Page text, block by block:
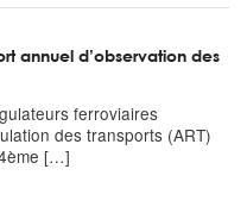
annuel d’observation des
ferroviaires
des transports (ART)
[…]